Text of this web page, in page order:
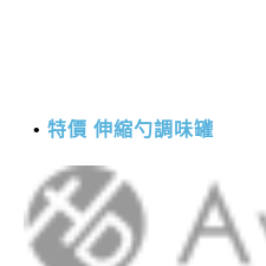
特價 伸縮勺調味罐